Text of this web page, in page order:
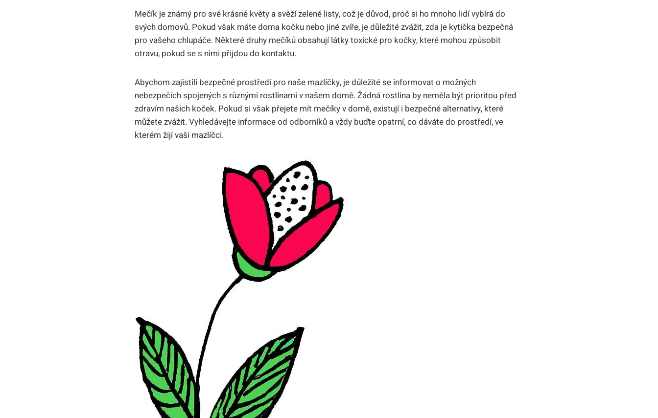
Mečík je známý pro své krásné květy a svěží zelené listy, což je důvod, proč si ho mnoho lidí vybírá do
svých domovů. Pokud však máte doma kočku nebo jiné zvíře, je důležité zvážit, zda je kytička bezpečná
pro vašeho chlupáče. Některé druhy mečíků obsahují látky toxické pro kočky, které mohou způsobit
otravu, pokud se s nimi přijdou do kontaktu.
Abychom zajistili bezpečné prostředí pro naše mazlíčky, je důležité se informovat o možných
nebezpečích spojených s různými rostlinami v našem domě. Žádná rostlina by neměla být prioritou před
zdravím našich koček. Pokud si však přejete mít mečíky v domě, existují i bezpečné alternativy, které
můžete zvážit. Vyhledávejte informace od odborníků a vždy buďte opatrní, co dáváte do prostředí, ve
kterém žijí vaši mazlíčci.